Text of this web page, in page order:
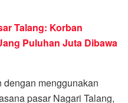
Talang: Korban
Puluhan Juta Dibawa
dengan menggunakan
pasar Nagari Talang,